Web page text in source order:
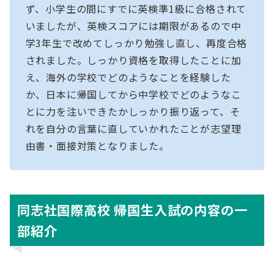
ず、小学生の間にすでに英検準1級に合格されて
いましたが、英検スコアには期限があるので中
学3年生で改めてしっかり勉強し直し、再度合格
されました。しっかり資格を取得したことに加
え、海外の学校でどのようなことを経験した
か、日本に帰国してから中学校でどのようなこ
とに力を注いできたかしっかり振り返って、そ
れを自分の言葉に直していかれたことが志望理
由書・面接対策となりました。
同志社国際高校 帰国生入試の内容の一
部紹介